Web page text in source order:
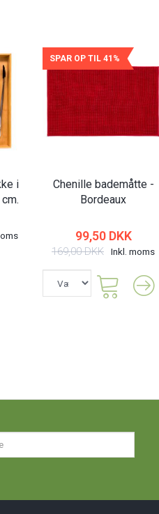
i
SPAR OP TIL 41%
Chenille bademåtte -
Bordeaux
99,50 DKK
169,00 DKK Inkl. moms